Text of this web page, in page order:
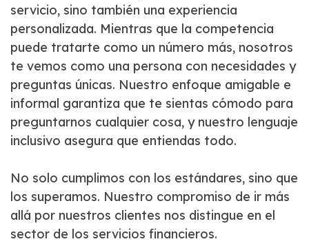
servicio, sino también una experiencia
personalizada. Mientras que la competencia
puede tratarte como un número más, nosotros
te vemos como una persona con necesidades y
preguntas únicas. Nuestro enfoque amigable e
informal garantiza que te sientas cómodo para
preguntarnos cualquier cosa, y nuestro lenguaje
inclusivo asegura que entiendas todo.
No solo cumplimos con los estándares, sino que
los superamos. Nuestro compromiso de ir más
allá por nuestros clientes nos distingue en el
sector de los servicios financieros.